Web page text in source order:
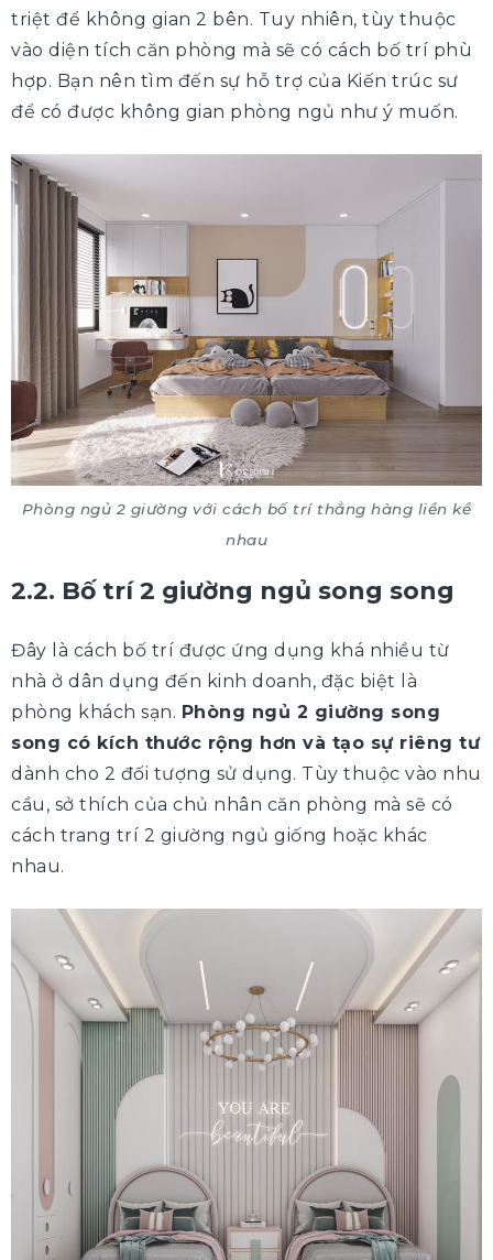
triệt để không gian 2 bên. Tuy nhiên, tùy thuộc
vào diện tích căn phòng mà sẽ có cách bố trí phù
hợp. Bạn nên tìm đến sự hỗ trợ của Kiến trúc sư
để có được không gian phòng ngủ như ý muốn.
Phòng ngủ 2 giường với cách bố trí thẳng hàng liền kề
nhau
2.2. Bố trí 2 giường ngủ song song
Đây là cách bố trí được ứng dụng khá nhiều từ
nhà ở dân dụng đến kinh doanh, đặc biệt là
phòng khách sạn. Phòng ngủ 2 giường song
song có kích thước rộng hơn và tạo sự riêng tư
dành cho 2 đối tượng sử dụng. Tùy thuộc vào nhu
cầu, sở thích của chủ nhân căn phòng mà sẽ có
cách trang trí 2 giường ngủ giống hoặc khác
nhau.